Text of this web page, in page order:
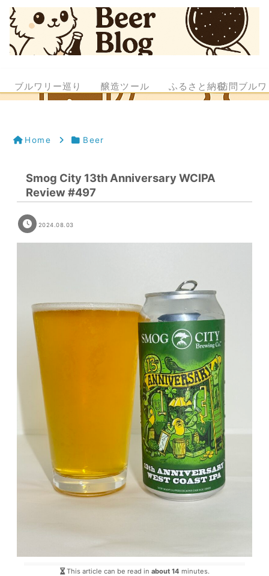
ブルワリー巡り 醸造ツール ふるさと納税訪問ブル
Home Beer
Smog City 13th Anniversary WCIPA
Review #497
2024.08.03
This article can be read in about 14 minutes.